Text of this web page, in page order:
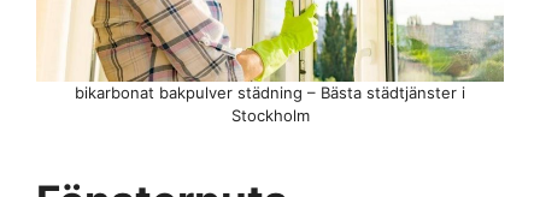
bikarbonat bakpulver städning – Bästa städtjänster i
Stockholm